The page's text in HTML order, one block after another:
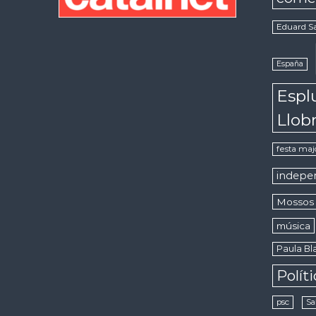
Eduard
España
festa
música
Paula
psc